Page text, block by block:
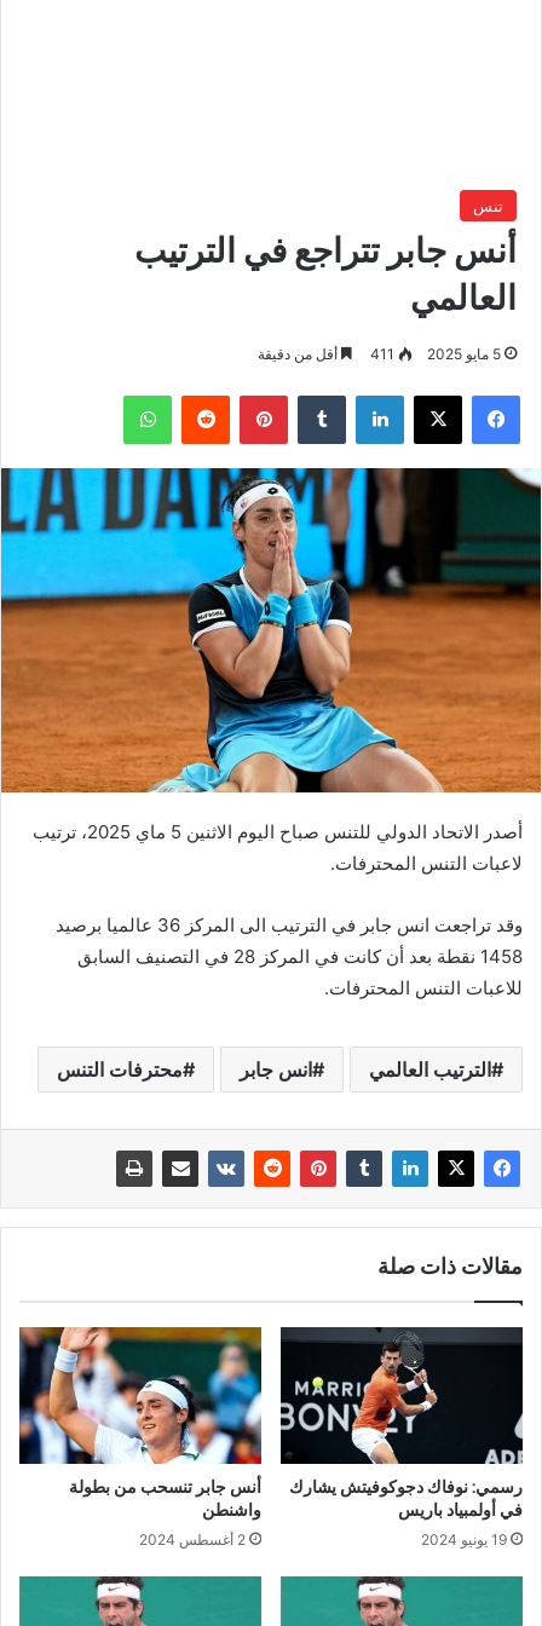
تنس
أنس جابر تتراجع في الترتيب
العالمي
5 مايو 2025 411 أقل من دقيقة
فيسبوك ‫X لينكدإن بينتيريست واتساب
أصدر الاتحاد الدولي للتنس صباح اليوم الاثنين 5 ماي 2025، ترتيب
لاعبات التنس المحترفات.
وقد تراجعت انس جابر في الترتيب الى المركز 36 عالميا برصيد
1458 نقطة بعد أن كانت في المركز 28 في التصنيف السابق
للاعبات التنس المحترفات.
الترتيب العالمي انس جابر محترفات التنس
مقالات ذات صلة
رسمي: نوفاك دجوكوفيتش يشارك
في أولمبياد باريس
19 يونيو 2024
أنس جابر تنسحب من بطولة
واشنطن
2 أغسطس 2024